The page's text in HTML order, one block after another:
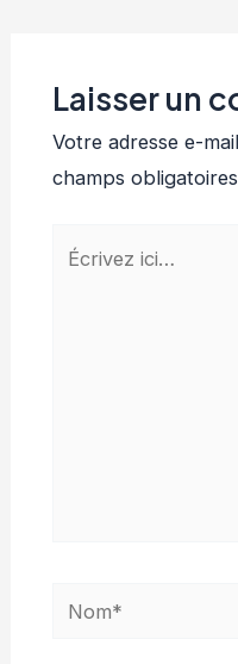
Laisser un
Votre adresse e-
champs
Écrivez
Nom*